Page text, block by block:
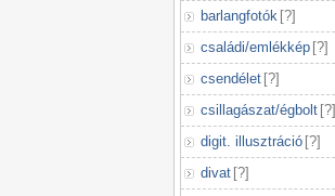
barlangfotók [?]
családi/emlékkép [?]
csendélet [?]
csillagászat/égbolt [?]
digit. illusztráció [?]
divat [?]